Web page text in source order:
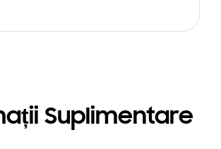
Suplimentare